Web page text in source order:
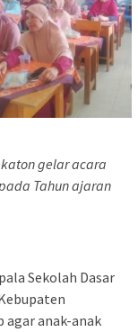
gelar acara
Tahun ajaran
Sekolah Dasar
agar anak-anak